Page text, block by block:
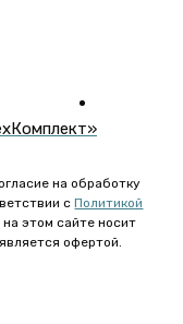
на обработку
сПолитикой
этом сайте носит
офертой.